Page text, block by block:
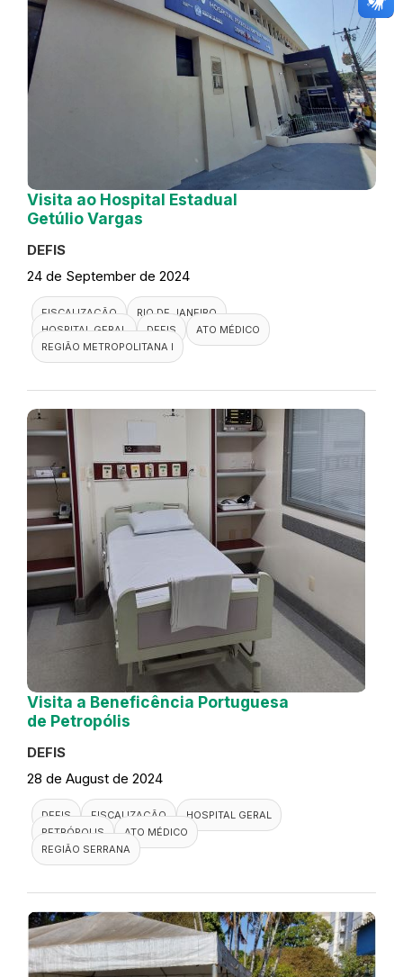
Visita ao Hospital Estadual
Getúlio Vargas
DEFIS
24 de September de 2024
FISCALIZAÇÃO
RIO DE JANEIRO
HOSPITAL GERAL
DEFIS
ATO MÉDICO
REGIÃO METROPOLITANA I
Visita a Beneficência Portuguesa
de Petropólis
DEFIS
28 de August de 2024
DEFIS FISCALIZAÇÃO
HOSPITAL GERAL
PETRÓPOLIS
ATO MÉDICO
REGIÃO SERRANA